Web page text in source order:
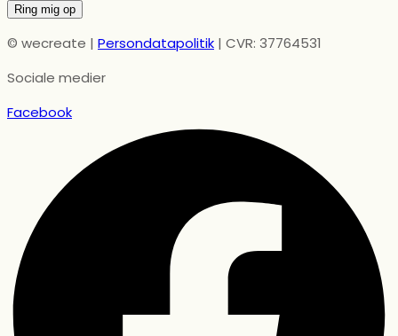
Ring mig op
© wecreate | Persondatapolitik | CVR: 37764531
Sociale medier
Facebook